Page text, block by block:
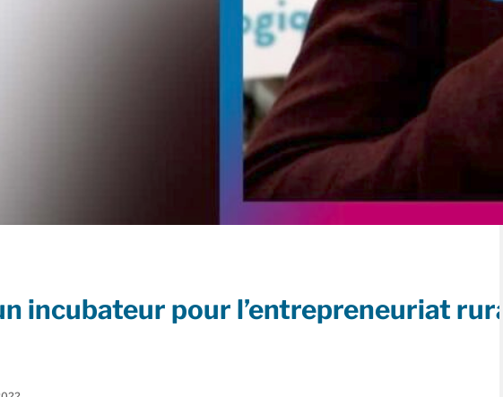
incubateur pour l’entrepreneuriat rural